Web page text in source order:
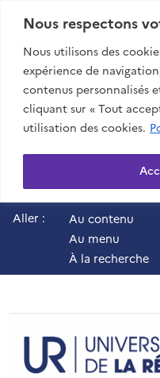
Nous respectons
Nous utilisons des
expérience de
contenus personnalisés
cliquant sur « Tout
utilisation des cookies.
Aller :
Au contenu
Au menu
À la recherche